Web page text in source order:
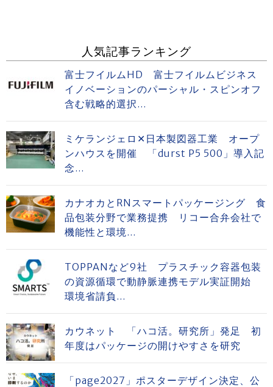
人気記事ランキング
富士フイルムHD 富士フイルムビジネス
イノベーションのパーシャル・スピンオフ
含む戦略的選択...
ミケランジェロ✕日本製図器工業 オープ
ンハウスを開催 「durst P5 500」導入記
念...
カナオカとRNスマートパッケージング 食
品包装分野で業務提携 リコー合弁会社で
機能性と環境...
TOPPANなど9社 プラスチック容器包装
の資源循環で動静脈連携モデル実証開始
環境省請負...
カウネット 「ハコ活。研究所」発足 初
年度はパッケージの開けやすさを研究
「page2027」ポスターデザイン決定、公